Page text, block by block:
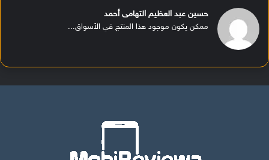
حسين عبد العظيم التهامى أحمد
ممكن يكون موجود هذا المنتج في الأسواق...